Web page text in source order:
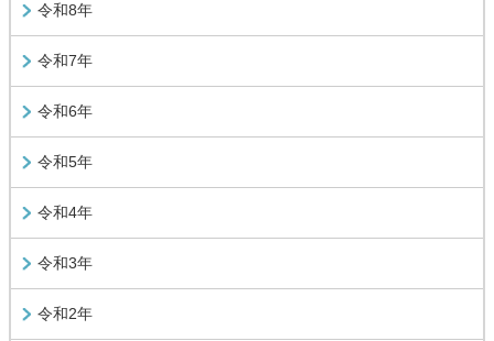
令和8年
令和7年
令和6年
令和5年
令和4年
令和3年
令和2年